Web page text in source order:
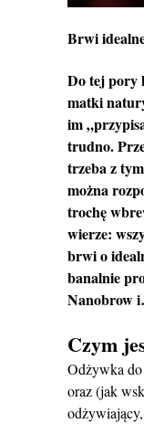
Brwi
Do tej pory
matki
im
trudno.
trzeba z
można
trochę
wierze:
brwi o
banalnie
Nanobrow
Czym
Odżywka
oraz (jak